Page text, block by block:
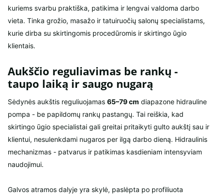
kuriems svarbu praktiška, patikima ir lengvai valdoma darbo
vieta. Tinka grožio, masažo ir tatuiruočių salonų specialistams,
kurie dirba su skirtingomis procedūromis ir skirtingo ūgio
klientais.
Aukščio reguliavimas be rankų -
taupo laiką ir saugo nugarą
Sėdynės aukštis reguliuojamas 65–79 cm diapazone hidrauline
pompa - be papildomų rankų pastangų. Tai reiškia, kad
skirtingo ūgio specialistai gali greitai pritaikyti gulto aukštį sau ir
klientui, nesulenkdami nugaros per ilgą darbo dieną. Hidraulinis
mechanizmas - patvarus ir patikimas kasdieniam intensyviam
naudojimui.
Galvos atramos dalyje yra skylė, paslėpta po profiliuota